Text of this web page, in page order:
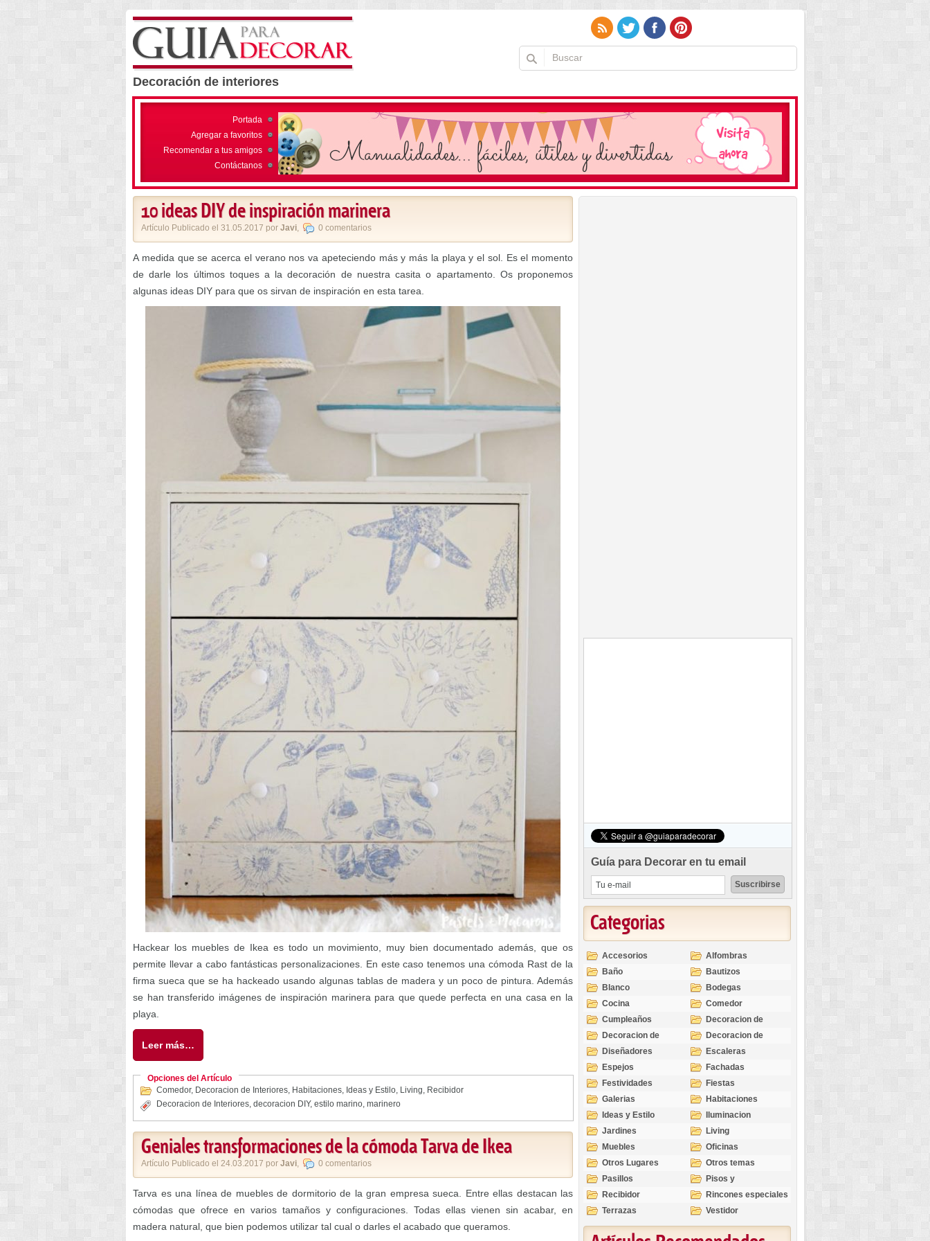
Decoración de interiores
Portada
Agregar a favoritos
Recomendar a tus amigos
Contáctanos
10 ideas DIY de inspiración marinera
Artículo Publicado el 31.05.2017 por Javi, 0 comentarios
A medida que se acerca el verano nos va apeteciendo más y más la playa y el sol. Es el momento
de darle los últimos toques a la decoración de nuestra casita o apartamento. Os proponemos
algunas ideas DIY para que os sirvan de inspiración en esta tarea.
Hackear los muebles de Ikea es todo un movimiento, muy bien documentado además, que os
permite llevar a cabo fantásticas personalizaciones. En este caso tenemos una cómoda Rast de la
firma sueca que se ha hackeado usando algunas tablas de madera y un poco de pintura. Además
se han transferido imágenes de inspiración marinera para que quede perfecta en una casa en la
playa.
Leer más…
Opciones del Artículo
Comedor, Decoracion de Interiores, Habitaciones, Ideas y Estilo, Living, Recibidor
Decoracion de Interiores, decoracion DIY, estilo marino, marinero
Geniales transformaciones de la cómoda Tarva de Ikea
Artículo Publicado el 24.03.2017 por Javi, 0 comentarios
Tarva es una línea de muebles de dormitorio de la gran empresa sueca. Entre ellas destacan las
cómodas que ofrece en varios tamaños y configuraciones. Todas ellas vienen sin acabar, en
madera natural, que bien podemos utilizar tal cual o darles el acabado que queramos.
Guía para Decorar en tu email
Categorias
Accesorios
Alfombras
Baño
Bautizos
Blanco
Bodegas
Cocina
Comedor
Cumpleaños
Decoracion de
Exteriores
Decoracion de
Interiores
Decoracion de
Ocasiones
Diseñadores
Escaleras
Espejos
Fachadas
Festividades
Fiestas
Galerias
Habitaciones
Ideas y Estilo
Iluminacion
Jardines
Living
Muebles
Oficinas
Otros Lugares
Otros temas
Pasillos
Pisos y
revestimientos
Recibidor
Rincones especiales
Terrazas
Vestidor